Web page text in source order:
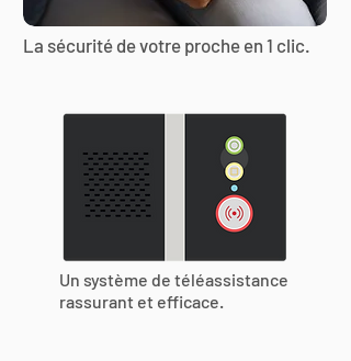
La sécurité de votre proche en 1 clic.
Un système de téléassistance
rassurant et efficace.